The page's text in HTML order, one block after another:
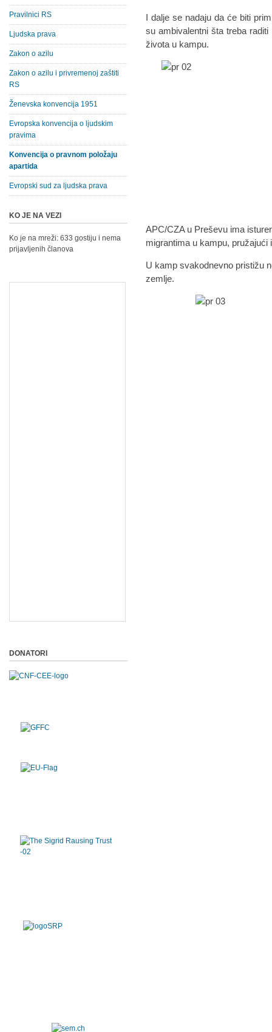
I dalje se nadaju da će biti
su ambivalentni šta treba
života u kampu.
APC/CZA u Preševu ima
migrantima u kampu,
U kamp svakodnevno pristižu
zemlje.
Pravilnici RS
Ljudska prava
Zakon o azilu
Zakon o azilu i privremenoj zaštiti
RS
Ženevska konvencija 1951
Evropska konvencija o ljudskim
pravima
Konvencija o pravnom položaju
apartida
Evropski sud za ljudska prava
KO JE NA VEZI
Ko je na mreži: 633 gostiju i nema
prijavljenih članova
DONATORI